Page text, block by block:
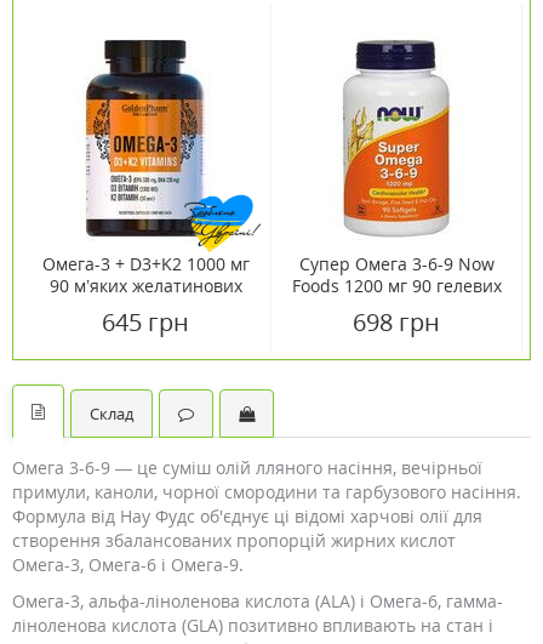
Омега-3 + D3+K2 1000 мг
90 м’яких желатинових
645 грн
Супер Омега 3-6-9 Now
Foods 1200 мг 90 гелевих
698 грн
Склад
Омега 3-6-9 — це суміш олій лляного насіння, вечірньої
примули, каноли, чорної смородини та гарбузового насіння.
Формула від Нау Фудс об'єднує ці відомі харчові олії для
створення збалансованих пропорцій жирних кислот
Омега-3, Омега-6 і Омега-9.
Омега-3, альфа-ліноленова кислота (ALA) і Омега-6, гамма-
ліноленова кислота (GLA) позитивно впливають на стан і